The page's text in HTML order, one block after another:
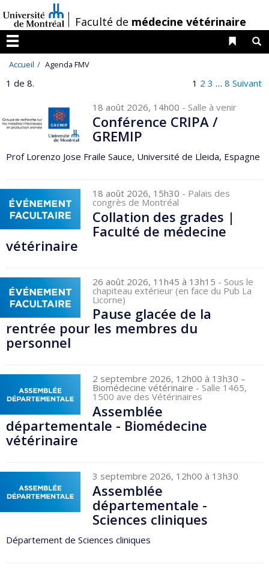
au
contenu
/Faculté de médecine vétérinaire
Menu
Liens
Accueil Agenda FMV
1 de 8. 1 2 3 … 8 Suivant
18 août 2026, 14h00 - Salle à venir
Conférence CRIPA /
GREMIP
Prof Lorenzo Jose Fraile Sauce, Université de Lleida, Espagne
18 août 2026, 15h30 - Palais des
congrès de Montréal
Collation des grades |
Faculté de médecine
vétérinaire
26 août 2026, 11h45 à 13h15 - Sous le
chapiteau extérieur (en face du Pub La
Licorne)
Pause glacée de la
rentrée pour les membres du
personnel
2 septembre 2026, 12h00 à 13h30 –
Biomédecine vétérinaire - Salle 1465,
1500 ave des Vétérinaires
Assemblée
départementale - Biomédecine
vétérinaire
3 septembre 2026, 12h00 à 13h30
Assemblée
départementale -
Sciences cliniques
Département de Sciences cliniques